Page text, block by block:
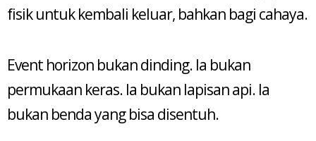
fisik untuk kembali keluar, bahkan bagi cahaya.
Event horizon bukan dinding. Ia bukan
permukaan keras. Ia bukan lapisan api. Ia
bukan benda yang bisa disentuh.